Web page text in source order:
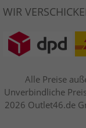
WIR
Alle Preise
Unverbindliche
2026 Outlet46.de